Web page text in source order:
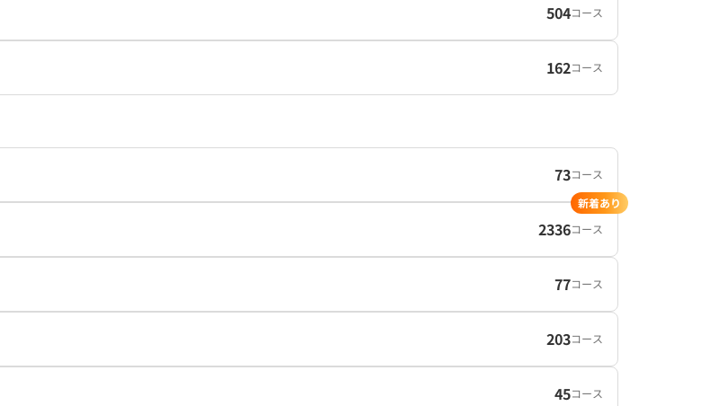
504コース
162コース
73コース
2336コース
新着あり
77コース
203コース
45コース